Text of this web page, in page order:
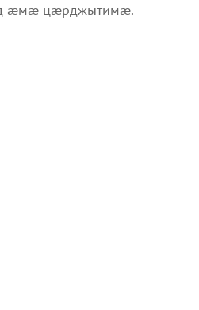
æмæ цæрджытимæ.